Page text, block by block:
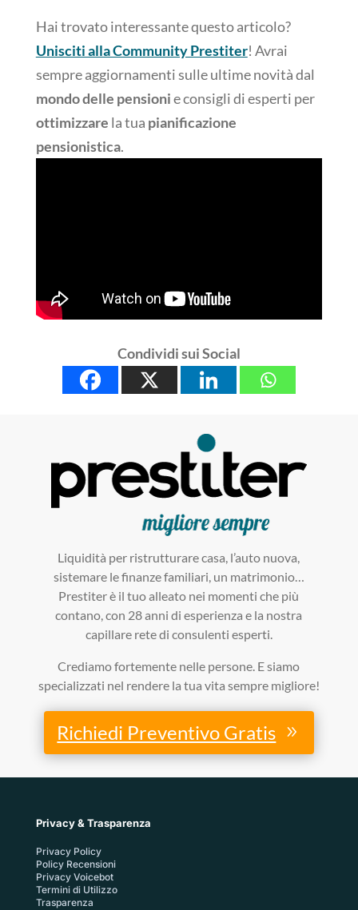
Hai trovato interessante questo articolo?
Unisciti alla Community Prestiter! Avrai
sempre aggiornamenti sulle ultime novità dal
mondo delle pensionie consigli di esperti per
ottimizzare la tua pianificazione
pensionistica.
Condividi sui Social
Liquidità per ristrutturare casa, l’auto nuova,
sistemare le finanze familiari, un matrimonio…
Prestiter è il tuo alleato nei momenti che più
contano, con 28 anni di esperienza e la nostra
capillare rete di consulenti esperti.
Crediamo fortemente nelle persone. E siamo
specializzati nel rendere la tua vita sempre migliore!
Richiedi Preventivo Gratis
Privacy & Trasparenza
Privacy Policy
Policy Recensioni
Privacy Voicebot
Termini di Utilizzo
Trasparenza